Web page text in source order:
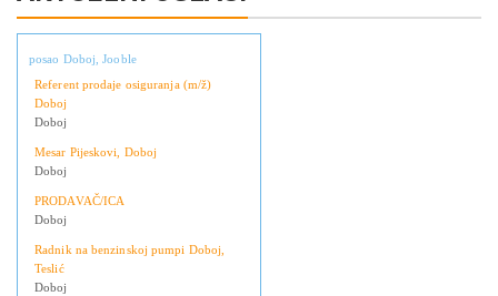
posao Doboj, Jooble
Referent prodaje osiguranja (m/ž)
Doboj
Doboj
Mesar Pijeskovi, Doboj
Doboj
PRODAVAČ/ICA
Doboj
Radnik na benzinskoj pumpi Doboj,
Teslić
Doboj